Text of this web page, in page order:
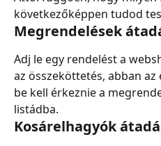
következőképpen tudod
Megrendelések
Adj le egy rendelést a
az összeköttetés, abban
be kell érkeznie a
listádba.
Kosárelhagyók